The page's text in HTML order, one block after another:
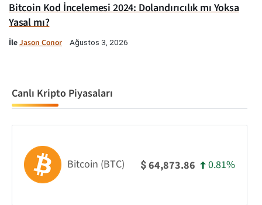
Bitcoin Kod İncelemesi 2024: Dolandırıcılık mı Yoksa
Yasal mı?
İleJason Conor Ağustos 3, 2026
Canlı Kripto Piyasaları
Bitcoin (BTC) $64,873.86 0.81%